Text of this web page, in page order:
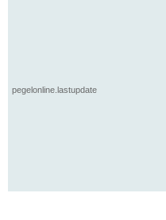
pegelonline.lastupdate